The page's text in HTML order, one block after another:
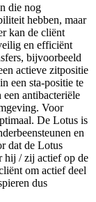
die nog
hebben, maar
kan de cliënt
en efficiënt
bijvoorbeeld
actieve zitpositie
een sta-positie te
antibacteriële
Voor
De Lotus is
en
dat de Lotus
hij / zij actief op de
om actief deel
dus